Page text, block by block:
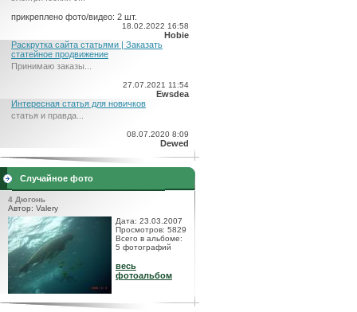
прикреплено фото/видео: 2 шт.
18.02.2022 16:58
Hobie
Раскрутка сайта статьями | Заказать
статейное продвижение
Принимаю заказы...
27.07.2021 11:54
Ewsdea
Интересная статья для новичков
статья и правда...
08.07.2020 8:09
Dewed
Случайное фото
4 Дюгонь
Автор: Valery
Дата: 23.03.2007
Просмотров: 5829
Всего в альбоме:
5 фотографий
весь
фотоальбом